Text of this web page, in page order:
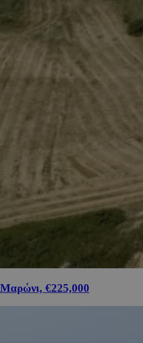
Μαρώνι, €225,000